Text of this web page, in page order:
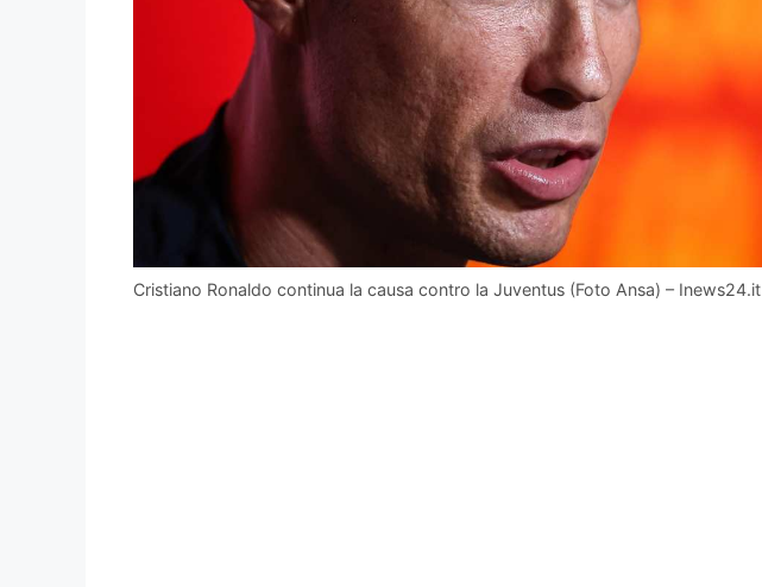
Cristiano Ronaldo continua la causa contro la Juventus (Foto Ansa) – Inews24.it